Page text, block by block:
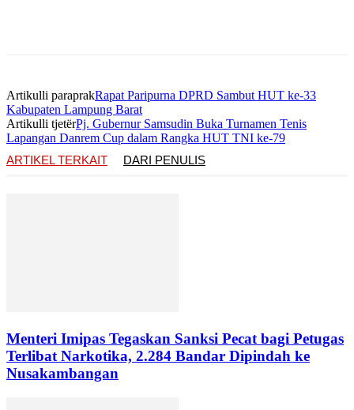
Artikulli paraprakRapat Paripurna DPRD Sambut HUT ke-33
Kabupaten Lampung Barat
Artikulli tjetërPj. Gubernur Samsudin Buka Turnamen Tenis
Lapangan Danrem Cup dalam Rangka HUT TNI ke-79
ARTIKEL TERKAIT
DARI PENULIS
Menteri Imipas Tegaskan Sanksi Pecat bagi Petugas
Terlibat Narkotika, 2.284 Bandar Dipindah ke
Nusakambangan